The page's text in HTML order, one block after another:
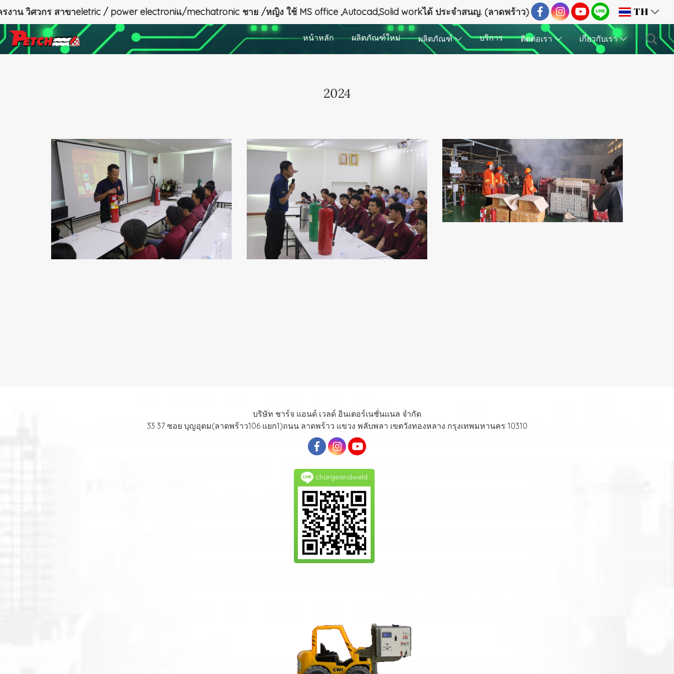
งาน วิศวกร สาขาeletric / power electroniแ/mechatronic ชาย /หญิง ใช้ MS office ,Autocad,Solid workได้ ประจำสนญ. (ลาดพร้าว) TH
หน้าหลัก ผลิตภัณฑ์ใหม่ ผลิตภัณฑ์ บริการ ติดต่อเรา เกี่ยวกับเรา
2024
บริษัท ชาร์จ แอนด์ เวลด์ อินเตอร์เนชั่นแนล จำกัด
33 37 ซอย บุญอุดม(ลาดพร้าว106 แยก1)ถนน ลาดพร้าว แขวง พลับพลา เขตวังทองหลาง กรุงเทพมหานคร 10310
chargeandweld